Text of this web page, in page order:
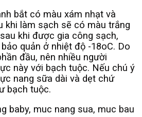
bắt có màu xám nhạt và
khi làm sạch sẽ có màu trắng
khi được gia công sạch,
quản ở nhiệt độ -18oC. Do
đầu, nên nhiều người
này với bạch tuộc. Nếu chú ý
nang sữa dài và dẹt chứ
bạch tuộc.